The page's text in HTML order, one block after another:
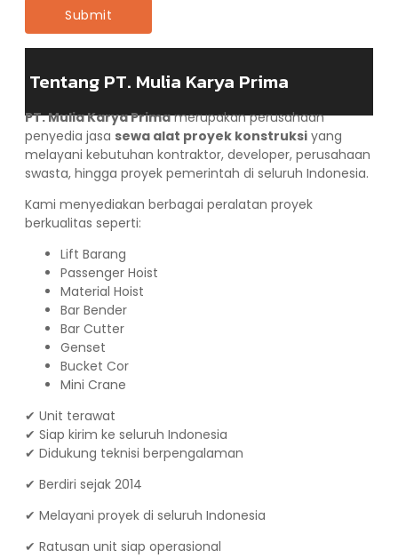
Tentang PT. Mulia Karya Prima
PT. Mulia Karya Primamerupakan perusahaan
penyedia jasa sewa alat proyek konstruksi yang
melayani kebutuhan kontraktor, developer, perusahaan
swasta, hingga proyek pemerintah di seluruh Indonesia.
Kami menyediakan berbagai peralatan proyek
berkualitas seperti:
Lift Barang
Passenger Hoist
Material Hoist
Bar Bender
Bar Cutter
Genset
Bucket Cor
Mini Crane
✔ Unit terawat
✔ Siap kirim ke seluruh Indonesia
✔ Didukung teknisi berpengalaman
✔ Berdiri sejak 2014
✔ Melayani proyek di seluruh Indonesia
✔ Ratusan unit siap operasional